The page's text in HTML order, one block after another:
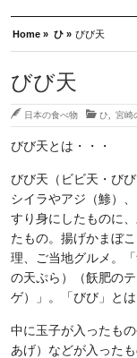
Home » ひ » びび天
びび天
日本の食べ物 ひ 宮崎
びび天とは・・・
びび天（ビビ天・び
シイラやアジ（鯵）
すり身にしたものに
たもの。揚げかまぼ
理、ご当地グルメ。
の天ぷら）（飫肥の
ゲ）」。「びび」と
中に玉子が入ったも
あげ）などが入った